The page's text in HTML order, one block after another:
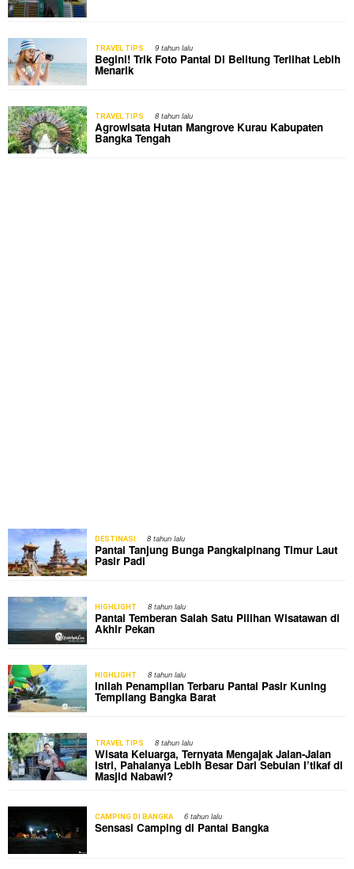
TRAVEL TIPS 9 tahun lalu
Begini! Trik Foto Pantai Di Belitung Terlihat Lebih
Menarik
TRAVEL TIPS 8 tahun lalu
Agrowisata Hutan Mangrove Kurau Kabupaten
Bangka Tengah
DESTINASI 8 tahun lalu
Pantai Tanjung Bunga Pangkalpinang Timur Laut
Pasir Padi
HIGHLIGHT 8 tahun lalu
Pantai Temberan Salah Satu Pilihan Wisatawan di
Akhir Pekan
HIGHLIGHT 8 tahun lalu
Inilah Penampilan Terbaru Pantai Pasir Kuning
Tempilang Bangka Barat
TRAVEL TIPS 8 tahun lalu
Wisata Keluarga, Ternyata Mengajak Jalan-Jalan
Istri, Pahalanya Lebih Besar Dari Sebulan I’tikaf di
Masjid Nabawi?
CAMPING DI BANGKA 6 tahun lalu
Sensasi Camping di Pantai Bangka